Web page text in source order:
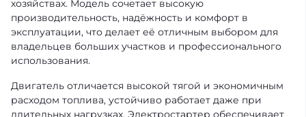
хозяйствах. Модель сочетает высокую
производительность, надёжность и комфорт в
эксплуатации, что делает её отличным выбором для
владельцев больших участков и профессионального
использования.
Двигатель отличается высокой тягой и экономичным
расходом топлива, устойчиво работает даже при
длительных нагрузках. Электростартер обеспечивает